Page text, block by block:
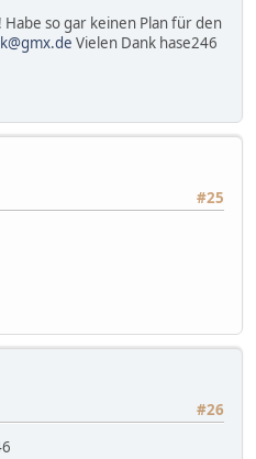
so gar keinen Plan für den
Vielen Dank hase246
#25
#26